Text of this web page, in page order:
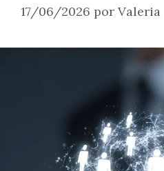
17/06/2026 por Valeria